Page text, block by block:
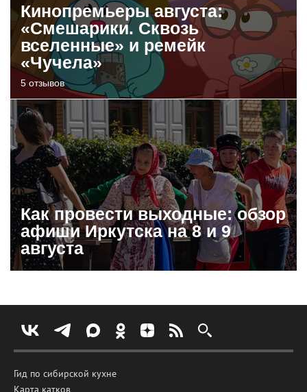
Кинопремьеры августа:
«Смешарики. Сквозь
вселенные» и ремейк
«Чучела»
5 отзывов
Как провести выходные: обзор
афиши Иркутска на 8 и 9
августа
Гид по сибирской кухне
Карта катков